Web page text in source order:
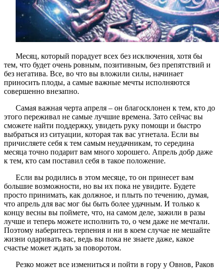
Месяц, который порадует всех без исключения, хотя бы
тем, что будет очень ровным, позитивным, без препятствий и
без негатива. Все, во что вы вложили силы, начинает
приносить плоды, а самые важные мечты исполняются
совершенно внезапно.
Самая важная черта апреля – он благосклонен к тем, кто до
этого переживал не самые лучшие времена. Зато сейчас вы
сможете найти поддержку, увидеть руку помощи и быстро
выбраться из ситуации, которая так вас угнетала. Если вы
причисляете себя к тем самым неудачникам, то середина
месяца точно подарит вам много хорошего. Апрель добр даже
к тем, кто сам поставил себя в такое положение.
Если вы родились в этом месяце, то он принесет вам
большие возможности, но вы их пока не увидите. Будете
просто принимать, как должное, и плыть по течению, думая,
что апрель для вас мог бы быть более удачным. И только к
концу весны вы поймете, что, на самом деле, зажили в разы
лучше и теперь можете исполнить то, о чем даже не мечтали.
Поэтому наберитесь терпения и ни в коем случае не мешайте
жизни одаривать вас, ведь вы пока не знаете даже, какое
счастье может ждать за поворотом.
Резко может все измениться и пойти в гору у Овнов, Раков